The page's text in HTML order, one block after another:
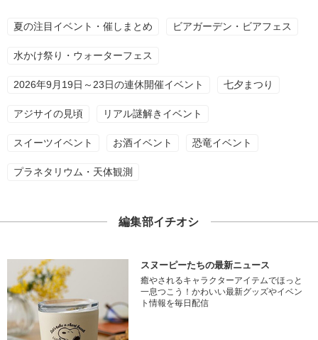
夏の注目イベント・催しまとめ ビアガーデン・ビアフェス
水かけ祭り・ウォーターフェス
2026年9月19日～23日の連休開催イベント 七夕まつり
アジサイの見頃 リアル謎解きイベント
スイーツイベント お酒イベント 恐竜イベント
プラネタリウム・天体観測
編集部イチオシ
スヌーピーたちの最新ニュース
癒やされるキャラクターアイテムでほっと
一息つこう！かわいい最新グッズやイベン
ト情報を毎日配信